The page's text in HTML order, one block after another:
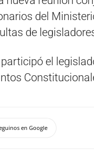
del
de
el
en Google